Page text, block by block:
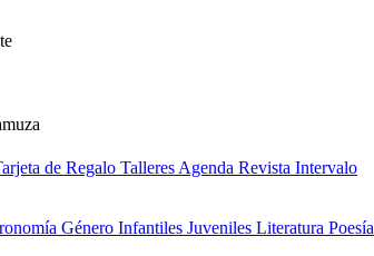
de Regalo Talleres Agenda Revista Intervalo
Género Infantiles Juveniles Literatura Poesía